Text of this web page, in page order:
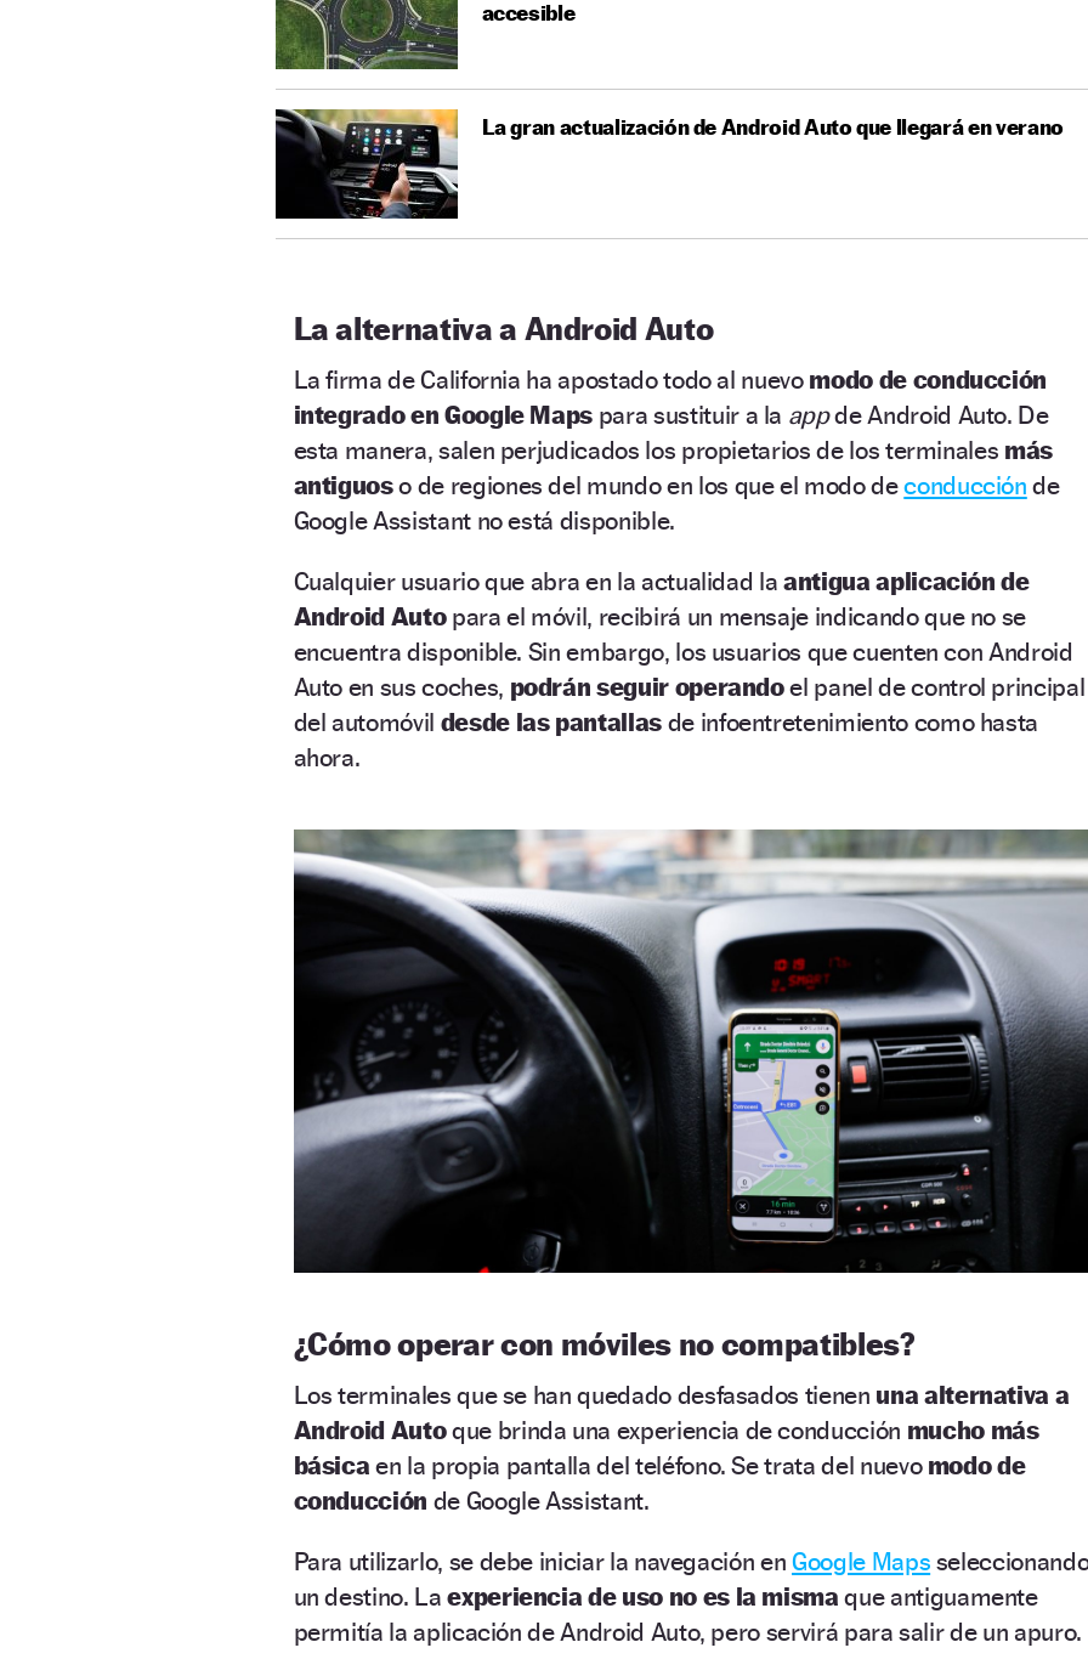
accesible
La gran actualización de Android Auto que llegará en verano
La alternativa a Android Auto
La firma de California ha apostado todo al nuevo modo de conducción
integrado en Google Maps para sustituir a la appde Android Auto. De
esta manera, salen perjudicados los propietarios de los terminales más
antiguoso de regiones del mundo en los que el modo deconducción de
Google Assistant no está disponible.
Cualquier usuario que abra en la actualidad laantigua aplicación de
Android Autopara el móvil, recibirá un mensaje indicando que no se
encuentra disponible. Sin embargo, los usuarios que cuenten con Android
Auto en sus coches, podrán seguir operandoel panel de control principal
del automóvil desde las pantallasde infoentretenimiento como hasta
ahora.
¿Cómo operar con móviles no compatibles?
Los terminales que se han quedado desfasados tienen una alternativa a
Android Autoque brinda una experiencia de conducción mucho más
básica en la propia pantalla del teléfono. Se trata del nuevo modo de
conducción de Google Assistant.
Para utilizarlo, se debe iniciar la navegación en Google Maps
un destino. Laexperiencia de uso no es la misma que antiguamente
permitía la aplicación de Android Auto, pero servirá para salir de un apuro.